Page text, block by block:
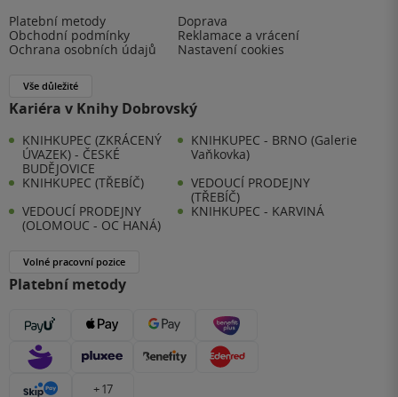
Platební metody
Doprava
Obchodní podmínky
Reklamace a vrácení
Ochrana osobních údajů
Nastavení cookies
Vše důležité
Kariéra v Knihy Dobrovský
KNIHKUPEC (ZKRÁCENÝ
ÚVAZEK) - ČESKÉ
BUDĚJOVICE
KNIHKUPEC - BRNO (Galerie
Vaňkovka)
KNIHKUPEC (TŘEBÍČ)
VEDOUCÍ PRODEJNY
(TŘEBÍČ)
VEDOUCÍ PRODEJNY
(OLOMOUC - OC HANÁ)
KNIHKUPEC - KARVINÁ
Volné pracovní pozice
Platební metody
+ 17